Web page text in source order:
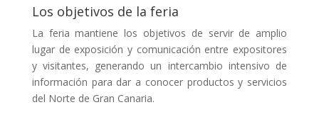
Los objetivos de la feria
La feria mantiene los objetivos de servir de amplio
lugar de exposición y comunicación entre expositores
y visitantes, generando un intercambio intensivo de
información para dar a conocer productos y servicios
del Norte de Gran Canaria.